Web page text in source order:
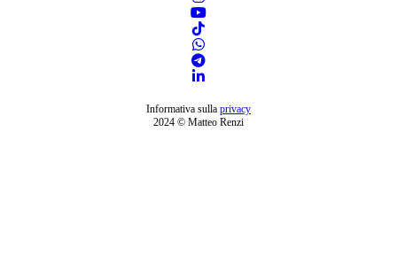
Informativa sulla privacy
2024 © Matteo Renzi